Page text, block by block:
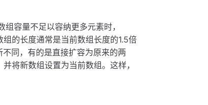
容量不足以容纳更多元素时，
的长度通常是当前数组长度的1.5倍
同，有的是直接扩容为原来的两
将新数组设置为当前数组。这样，